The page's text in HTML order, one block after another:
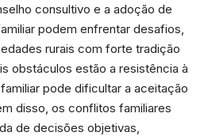
consultivo e a adoção de
podem enfrentar desafios,
rurais com forte tradição
obstáculos estão a resistência à
pode dificultar a aceitação
disso, os conflitos familiares
de decisões objetivas,